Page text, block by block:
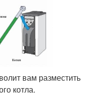
вам разместить
котла.